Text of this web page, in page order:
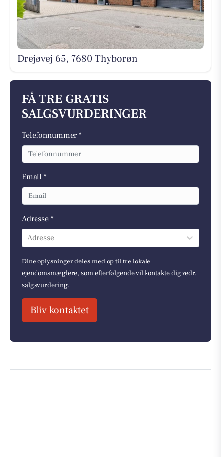
Drejøvej 65, 7680 Thyborøn
FÅ TRE GRATIS
SALGSVURDERINGER
Telefonnummer *
Email *
Adresse *
Adresse
Dine oplysninger deles med op til tre lokale
ejendomsmæglere, som efterfølgende vil kontakte dig vedr.
salgsvurdering.
Bliv kontaktet